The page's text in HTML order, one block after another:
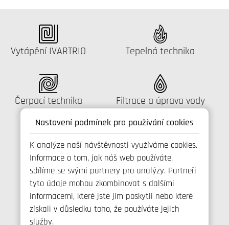
Nastavení podmínek pro používání cookies
K analýze naší návštěvnosti využíváme cookies.
Informace o tom, jak náš web používáte,
sdílíme se svými partnery pro analýzy. Partneři
tyto údaje mohou zkombinovat s dalšími
informacemi, které jste jim poskytli nebo které
získali v důsledku toho, že používáte jejich
služby.
Katalog:
Vytápění IVARTRIO Katalog:
Tepelná technika
Katalog:
Čerpací technika Katalog:
Filtrace a úprava vody
Spojte se s námi
+420 800 173 965